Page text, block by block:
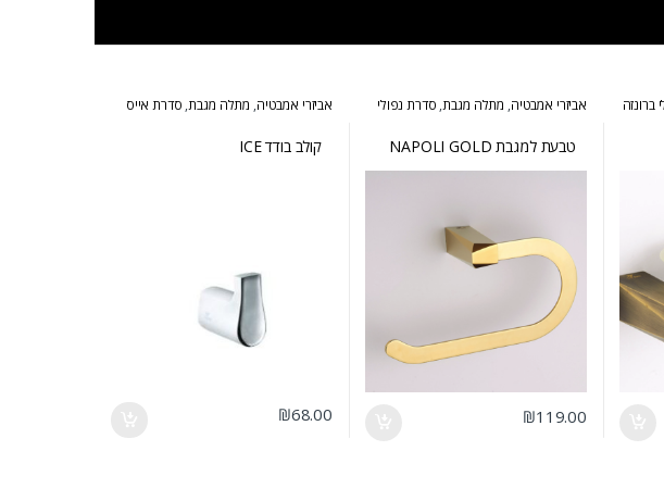
ברונזה אביזרי אמבטיה, מתלה מגבת, סדרת נפולי
טבעת למגבת NAPOLI GOLD
₪119.00
אביזרי אמבטיה, מתלה מגבת, סדרת אייס
קולב בודד ICE
₪68.00